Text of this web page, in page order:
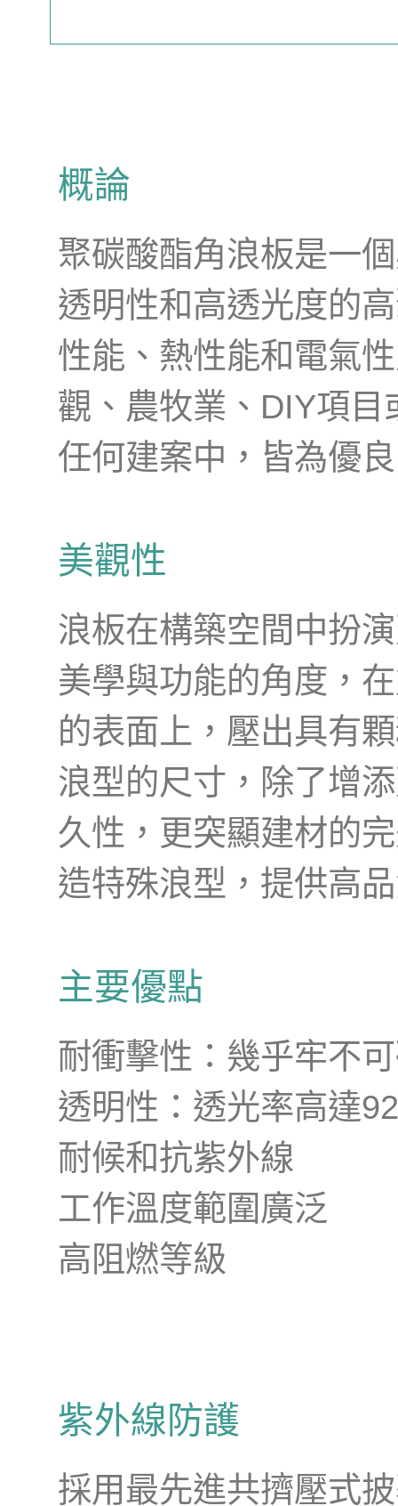
概論
聚碳酸酯角浪板是一
透明性和高透光度的
性能、熱性能和電氣
觀、農牧業、DIY項
任何建案中，皆為優
美觀性
浪板在構築空間中扮
美學與功能的角度，
的表面上，壓出具有
浪型的尺寸，除了增
久性，更突顯建材的
造特殊浪型，提供高
主要優點
耐衝擊性：幾乎牢不
透明性：透光率高達
耐候和抗紫外線
工作溫度範圍廣泛
高阻燃等級
紫外線防護
採用最先進共擠壓式